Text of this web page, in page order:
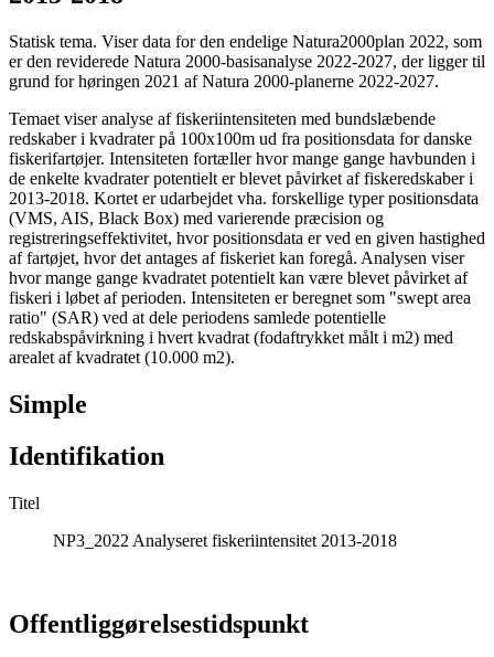
Statisk tema. Viser data for den endelige Natura2000plan 2022, som
er den reviderede Natura 2000-basisanalyse 2022-2027, der ligger til
grund for høringen 2021 af Natura 2000-planerne 2022-2027.
Temaet viser analyse af fiskeriintensiteten med bundslæbende
redskaber i kvadrater på 100x100m ud fra positionsdata for danske
fiskerifartøjer. Intensiteten fortæller hvor mange gange havbunden i
de enkelte kvadrater potentielt er blevet påvirket af fiskeredskaber i
2013-2018. Kortet er udarbejdet vha. forskellige typer positionsdata
(VMS, AIS, Black Box) med varierende præcision og
registreringseffektivitet, hvor positionsdata er ved en given hastighed
af fartøjet, hvor det antages af fiskeriet kan foregå. Analysen viser
hvor mange gange kvadratet potentielt kan være blevet påvirket af
fiskeri i løbet af perioden. Intensiteten er beregnet som "swept area
ratio" (SAR) ved at dele periodens samlede potentielle
redskabspåvirkning i hvert kvadrat (fodaftrykket målt i m2) med
arealet af kvadratet (10.000 m2).
Simple
Identifikation
Titel
NP3_2022 Analyseret fiskeriintensitet 2013-2018
Offentliggørelsestidspunkt